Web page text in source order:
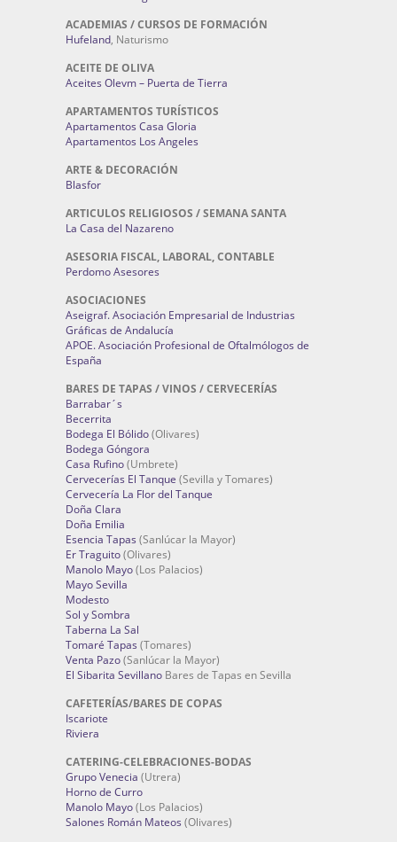
ACADEMIAS / CURSOS DE FORMACIÓN
Hufeland, Naturismo
ACEITE DE OLIVA
Aceites Olevm – Puerta de Tierra
APARTAMENTOS TURÍSTICOS
Apartamentos Casa Gloria
Apartamentos Los Angeles
ARTE & DECORACIÓN
Blasfor
ARTICULOS RELIGIOSOS / SEMANA SANTA
La Casa del Nazareno
ASESORIA FISCAL, LABORAL, CONTABLE
Perdomo Asesores
ASOCIACIONES
Aseigraf. Asociación Empresarial de Industrias
Gráficas de Andalucía
APOE. Asociación Profesional de Oftalmólogos de
España
BARES DE TAPAS / VINOS / CERVECERÍAS
Barrabar´s
Becerrita
Bodega El Bólido(Olivares)
Bodega Góngora
Casa Rufino(Umbrete)
Cervecerías El Tanque (Sevilla y Tomares)
Cervecería La Flor del Tanque
Doña Clara
Doña Emilia
Esencia Tapas (Sanlúcar la Mayor)
Er Traguito(Olivares)
Manolo Mayo(Los Palacios)
Mayo Sevilla
Modesto
Sol y Sombra
Taberna La Sal
Tomaré Tapas (Tomares)
Venta Pazo(Sanlúcar la Mayor)
El Sibarita Sevillano Bares de Tapas en Sevilla
CAFETERÍAS/BARES DE COPAS
Iscariote
Riviera
CATERING-CELEBRACIONES-BODAS
Grupo Venecia (Utrera)
Horno de Curro
Manolo Mayo(Los Palacios)
Salones Román Mateos (Olivares)